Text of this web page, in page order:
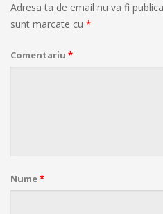
Adresa ta de email nu va fi
sunt marcate cu *
Comentariu *
Nume*